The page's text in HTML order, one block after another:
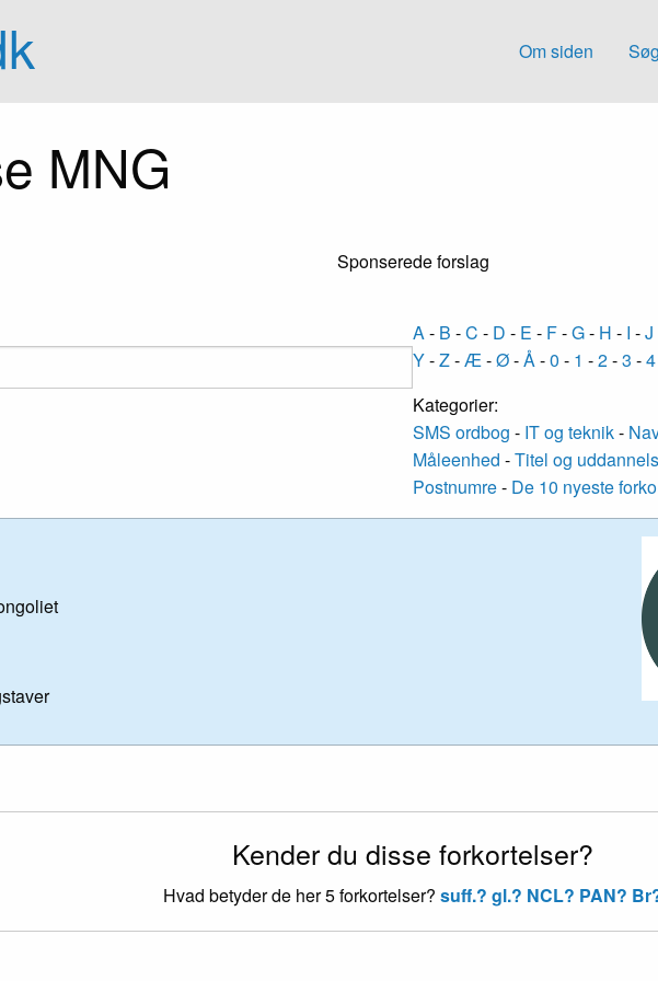
Om siden
MNG
Sponserede forslag
A- B -C - D - E - F-G- H - I -J
Y-Z-Æ-Ø-Å-0 - 1 -2-3 -4
Kategorier:
SMS ordbog - IT og teknik-
Måleenhed -Titel og
Postnumre- De 10 nyeste
Kender du disse forkortelser?
Hvad betyder de her 5 forkortelser? suff.? gl.? NCL? PAN?